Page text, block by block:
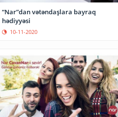
“Nar”dan vətəndaşlara bayraq
hədiyyəsi
10-11-2020